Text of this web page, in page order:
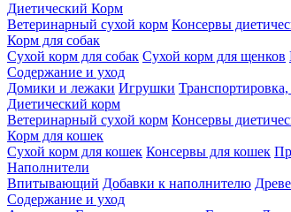
Диетический Корм
Ветеринарный сухой корм Консервы
Корм для собак
Сухой корм для собак Сухой корм для щенков
Содержание и уход
Домики и лежаки Игрушки
Диетический корм
Ветеринарный сухой корм Консервы
Корм для кошек
Сухой корм для кошек Консервы для кошек
Наполнители
Впитывающий Добавки к наполнителю
Содержание и уход